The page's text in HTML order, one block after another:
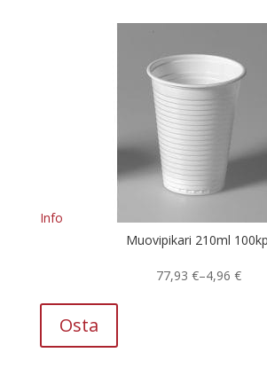
Info
Muovipikari 210ml
4,96 €
–
77,93 €Hintaluokka:
Osta